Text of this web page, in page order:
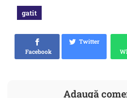
gatit
Facebook
Twitter
Adaugă